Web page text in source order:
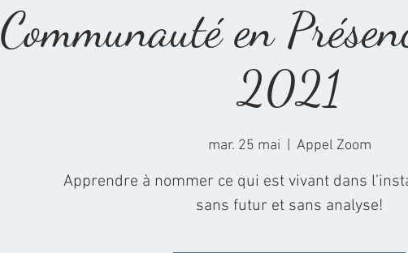
Communauté en
2021
mar. 25 mai Appel Zoom
Apprendre à nommer ce qui est vivant dans
sans futur et sans analyse!